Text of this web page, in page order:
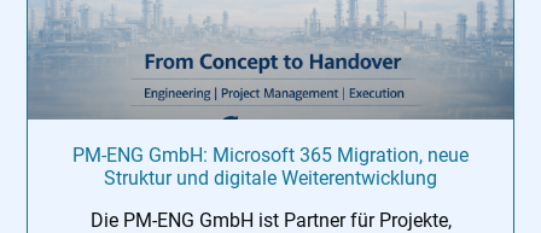
PM-ENG GmbH: Microsoft 365 Migration, neue
Struktur und digitale Weiterentwicklung
Die PM-ENG GmbH ist Partner für Projekte,